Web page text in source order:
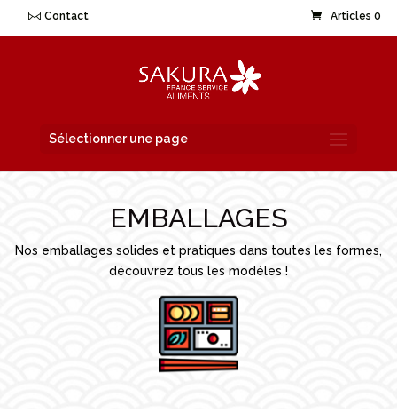
Contact Articles 0
Sélectionner une page
EMBALLAGES
Nos emballages solides et pratiques dans toutes les formes,
découvrez tous les modèles !